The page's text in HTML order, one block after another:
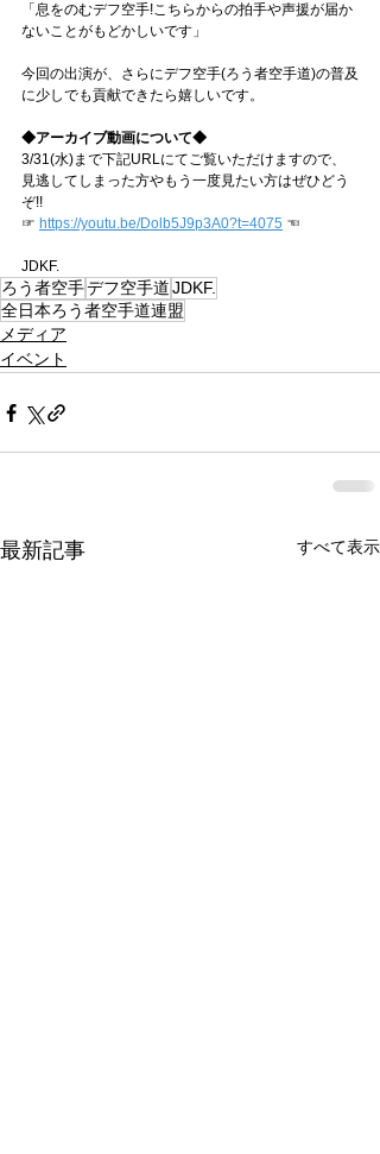
「息をのむデフ空手!こちらからの拍手や声援が届か
ないことがもどかしいです」
今回の出演が、さらにデフ空手(ろう者空手道)の普及
に少しでも貢献できたら嬉しいです。
◆アーカイブ動画について◆
3/31(水)まで下記URLにてご覧いただけますので、
見逃してしまった方やもう一度見たい方はぜひどう
ぞ!!
☞ https://youtu.be/Dolb5J9p3A0?t=4075 ☜
JDKF.
ろう者空手デフ空手道JDKF.
全日本ろう者空手道連盟
メディア
イベント
最新記事 すべて表示